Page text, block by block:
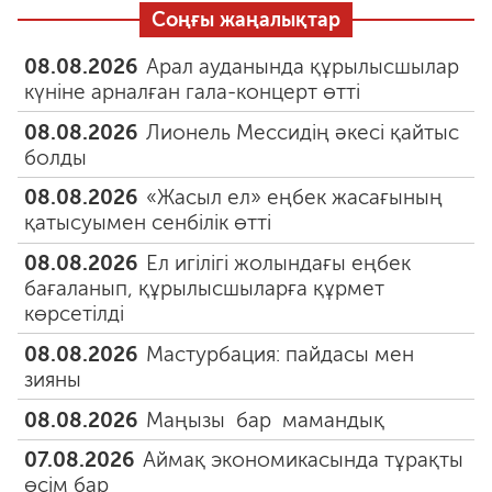
Соңғы жаңалықтар
08.08.2026 Арал ауданында құрылысшылар
күніне арналған гала-концерт өтті
08.08.2026 Лионель Мессидің әкесі қайтыс
болды
08.08.2026 «Жасыл ел» еңбек жасағының
қатысуымен сенбілік өтті
08.08.2026 Ел игілігі жолындағы еңбек
бағаланып, құрылысшыларға құрмет
көрсетілді
08.08.2026 Мастурбация: пайдасы мен
зияны
08.08.2026 Маңызы бар мамандық
07.08.2026 Аймақ экономикасында тұрақты
өсім бар